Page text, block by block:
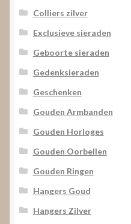
Colliers zilver
Exclusieve sieraden
Geboorte sieraden
Gedenksieraden
Geschenken
Gouden Armbanden
Gouden Horloges
Gouden Oorbellen
Gouden Ringen
Hangers Goud
Hangers Zilver